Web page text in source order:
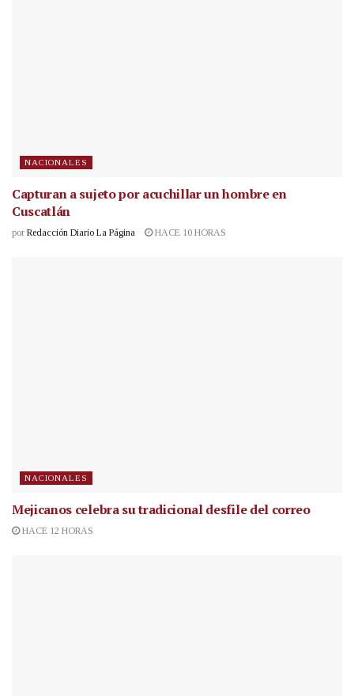
NACIONALES
Capturan a sujeto por acuchillar un hombre en
Cuscatlán
por Redacción Diario La Página HACE 10 HORAS
NACIONALES
Mejicanos celebra su tradicional desfile del correo
HACE 12 HORAS